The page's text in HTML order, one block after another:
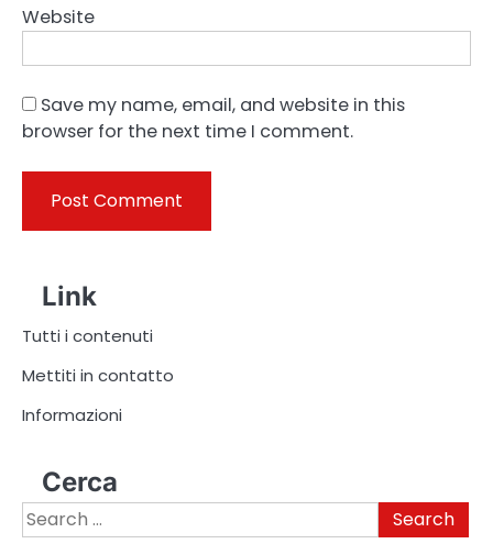
Website
Save my name, email, and website in this
browser for the next time I comment.
Link
Tutti i contenuti
Mettiti in contatto
Informazioni
Cerca
Search
for: